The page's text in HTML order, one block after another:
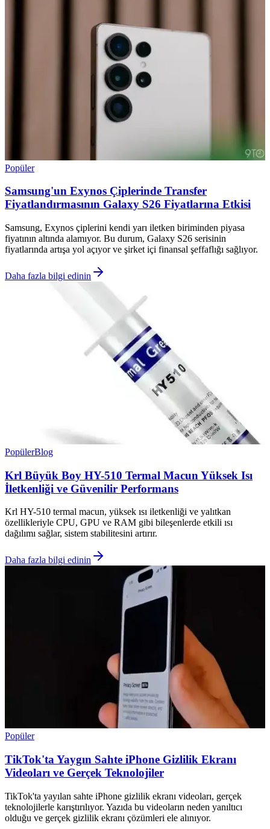
Popüler
Samsung'un Exynos Çiplerinde Transfer
Fiyatlandırmasının Galaxy S26 Fiyatlarına Etkisi
Samsung, Exynos çiplerini kendi yarı iletken biriminden piyasa
fiyatının altında alamıyor. Bu durum, Galaxy S26 serisinin
fiyatlarında artışa yol açıyor ve şirket içi finansal şeffaflığı sağlıyor.
Daha fazla bilgi edinin
PopülerBlog
Krl Büyük Boy HY-510 Termal Macun Yüksek Isı
İletkenliği ve Güvenilir Performans
Krl HY-510 termal macun, yüksek ısı iletkenliği ve yalıtkan
özellikleriyle CPU, GPU ve RAM gibi bileşenlerde etkili ısı
dağılımı sağlar, sistem stabilitesini artırır.
Daha fazla bilgi edinin
Popüler
TikTok'ta Yaygın Sahte iPhone Gizlilik Ekranı
Videoları ve Gerçek Teknolojiler
TikTok'ta yayılan sahte iPhone gizlilik ekranı videoları, gerçek
teknolojilerle karıştırılıyor. Yazıda bu videoların neden yanıltıcı
olduğu ve gerçek gizlilik ekranı çözümleri ele alınıyor.